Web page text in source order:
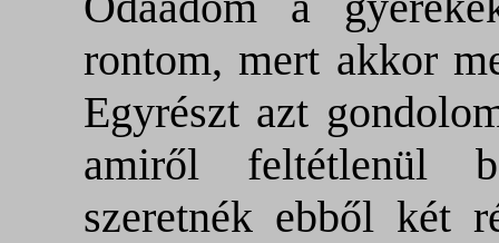
rontom, mert akkor
Egyrészt azt
amiről feltétlenül
szeretnék ebből két